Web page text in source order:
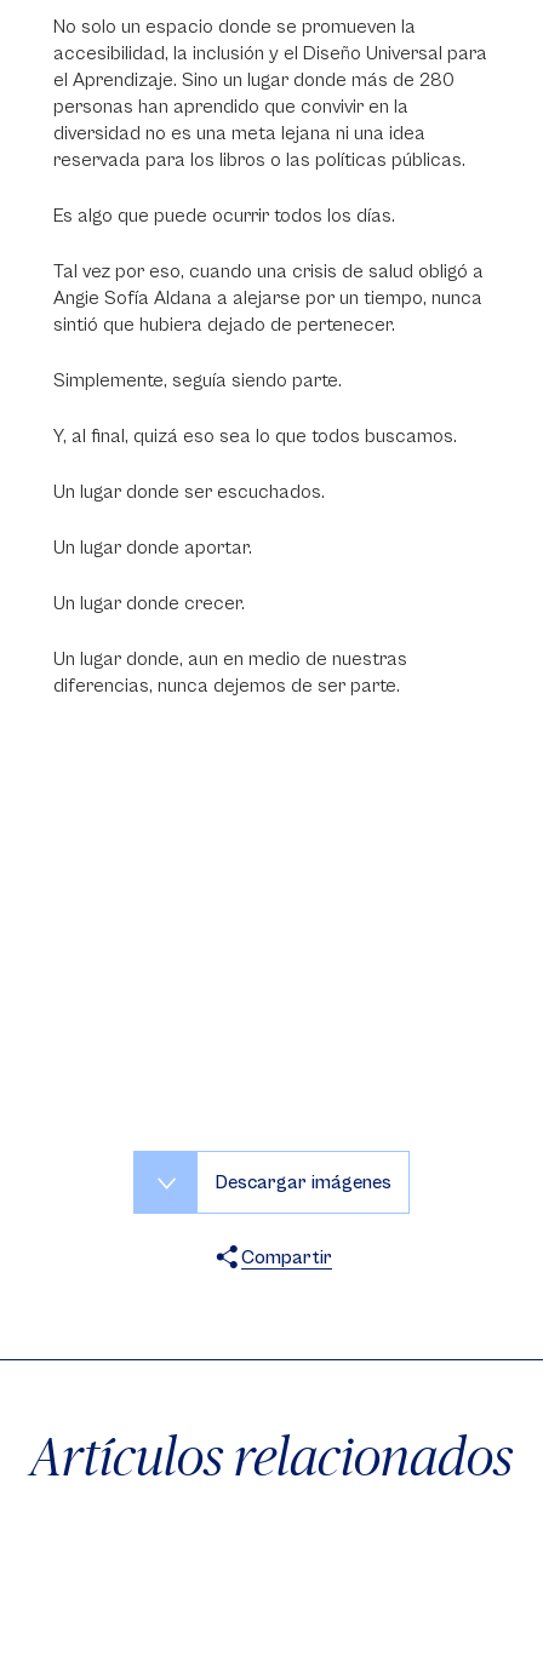
No solo un espacio donde se promueven la
accesibilidad, la inclusión y el Diseño Universal para
el Aprendizaje. Sino un lugar donde más de 280
personas han aprendido que convivir en la
diversidad no es una meta lejana ni una idea
reservada para los libros o las políticas públicas.
Es algo que puede ocurrir todos los días.
Tal vez por eso, cuando una crisis de salud obligó a
Angie Sofía Aldana a alejarse por un tiempo, nunca
sintió que hubiera dejado de pertenecer.
Simplemente, seguía siendo parte.
Y, al final, quizá eso sea lo que todos buscamos.
Un lugar donde ser escuchados.
Un lugar donde aportar.
Un lugar donde crecer.
Un lugar donde, aun en medio de nuestras
diferencias, nunca dejemos de ser parte.
Descargar imágenes
Compartir
Artículos relacionados